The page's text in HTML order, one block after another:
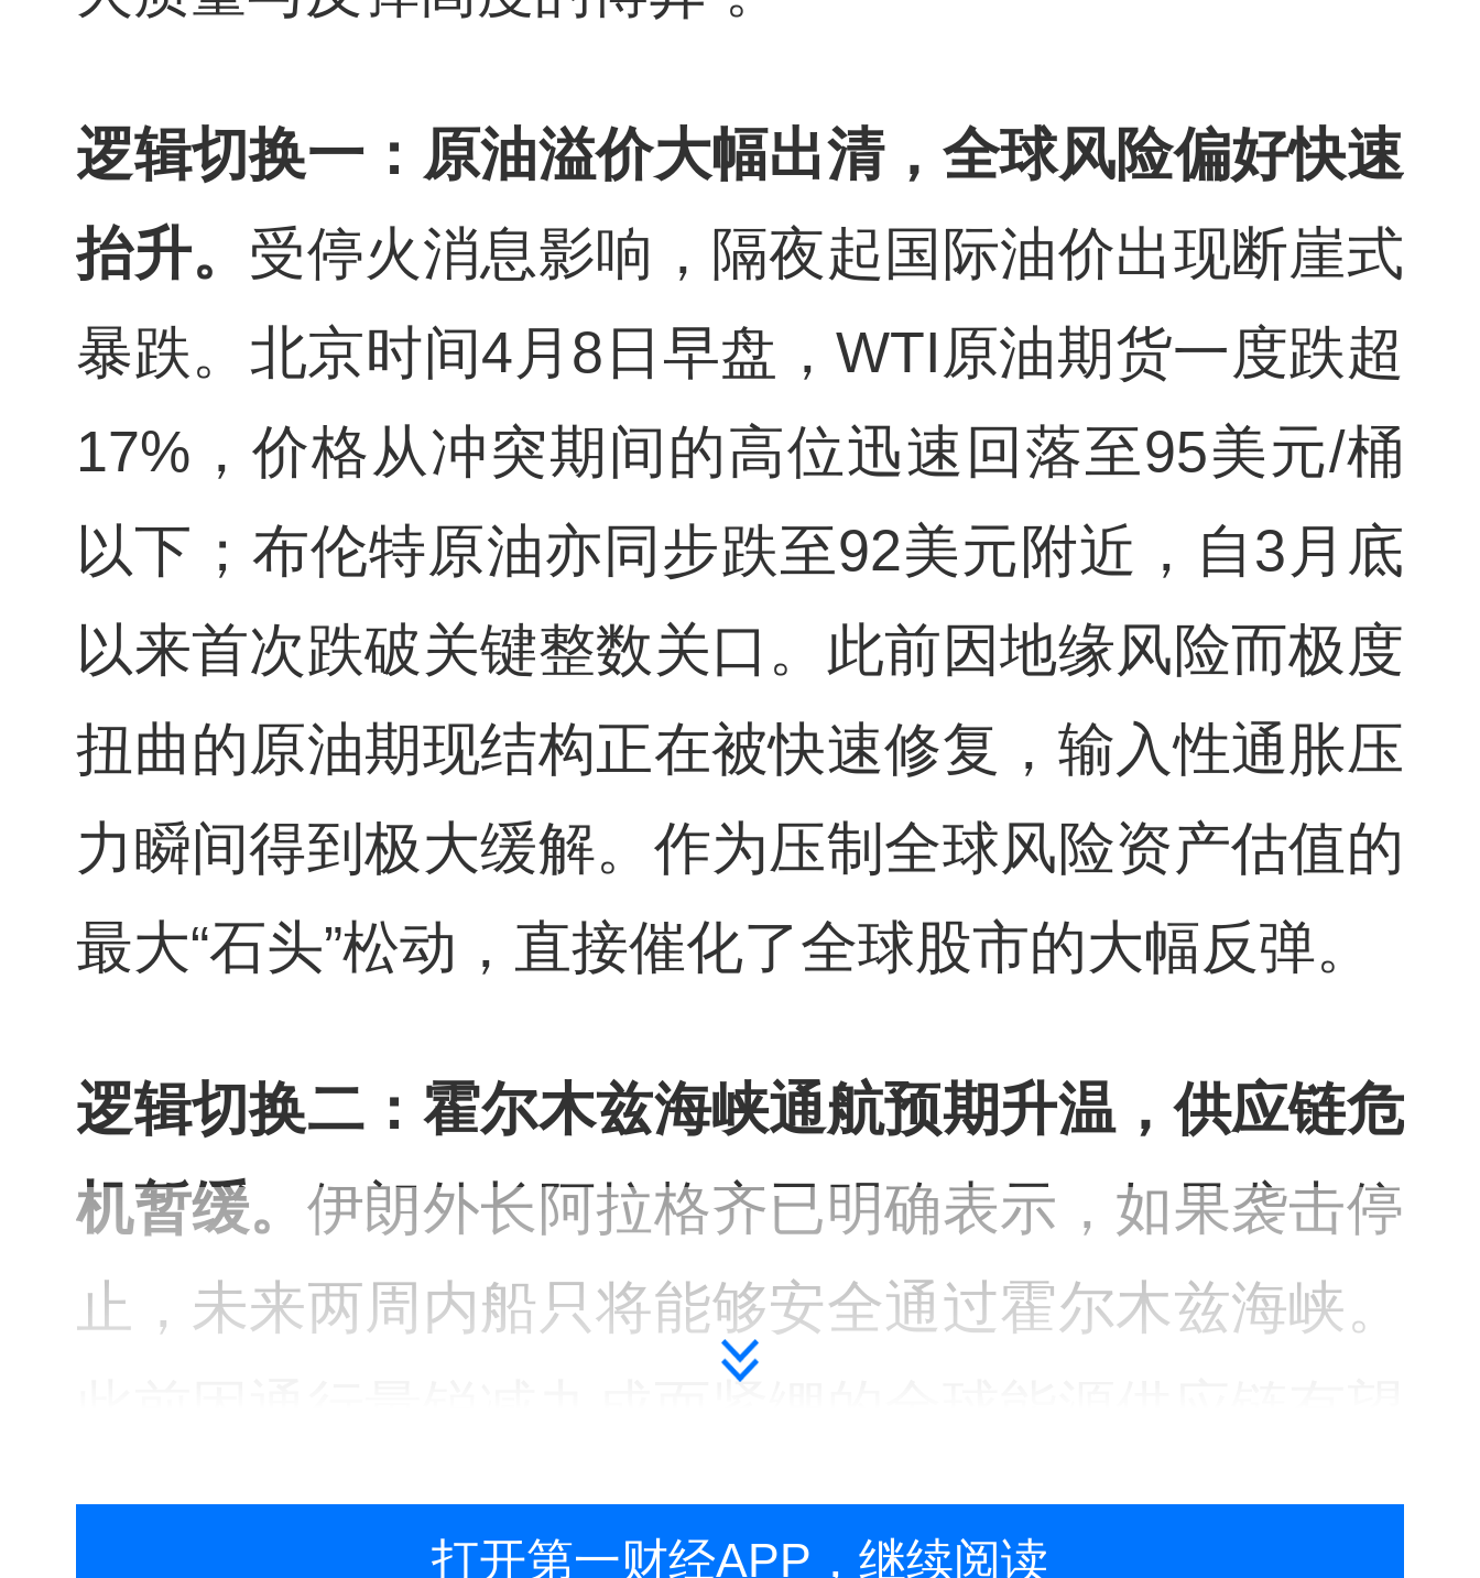
逻辑切换一：原油溢价大幅出清，全球风险偏好快速
抬升。 受停火消息影响，隔夜起国际油价出现断崖式
暴跌。北京时间4月8日早盘，WTI原油期货一度跌超
17%，价格从冲突期间的高位迅速回落至95美元/桶
以下；布伦特原油亦同步跌至92美元附近，自3月底
以来首次跌破关键整数关口。此前因地缘风险而极度
扭曲的原油期现结构正在被快速修复，输入性通胀压
力瞬间得到极大缓解。作为压制全球风险资产估值的
最大“石头”松动，直接催化了全球股市的大幅反弹。
逻辑切换二：霍尔木兹海峡通航预期升温，供应链危
机暂缓。 伊朗外长阿拉格齐已明确表示，如果袭击停
止，未来两周内船只将能够安全通过霍尔木兹海峡。
迎来喘息窗口。这对于高度依赖外部资源品的制造业
打开第一财经APP，继续阅读